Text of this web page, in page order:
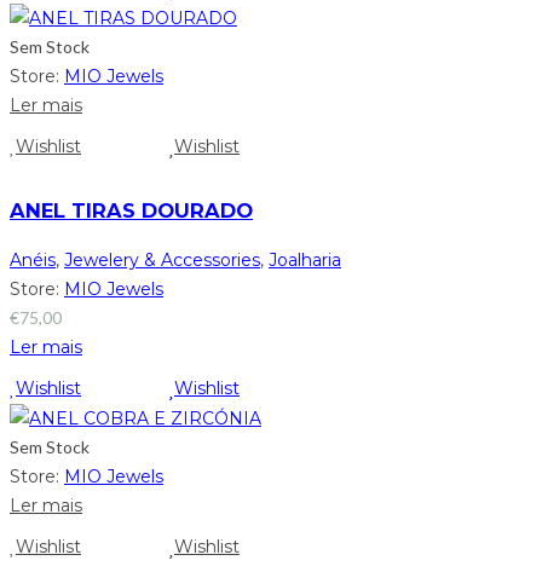
Sem Stock
Store: MIO Jewels
Ler mais
Wishlist
Wishlist
ANEL TIRAS DOURADO
Anéis, Jewelery & Accessories, Joalharia
Store: MIO Jewels
€75,00
Ler mais
Wishlist
Wishlist
Sem Stock
Store: MIO Jewels
Ler mais
Wishlist
Wishlist